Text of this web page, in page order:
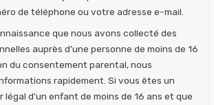
de téléphone ou votre adresse e-mail.
que nous avons collecté des
auprès d'une personne de moins de 16
du consentement parental, nous
rapidement. Si vous êtes un
d'un enfant de moins de 16 ans et que